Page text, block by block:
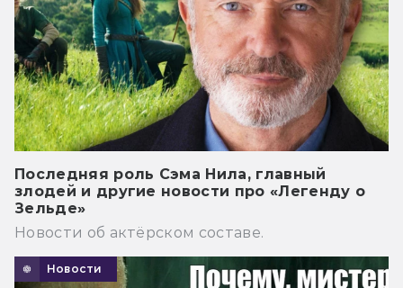
Последняя роль Сэма Нила, главный
злодей и другие новости про «Легенду о
Зельде»
Новости об актёрском составе.
Новости